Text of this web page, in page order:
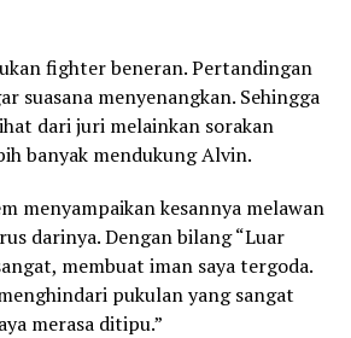
fighter beneran. Pertandingan
suasana menyenangkan. Sehingga
dari juri melainkan sorakan
banyak mendukung Alvin.
menyampaikan kesannya melawan
darinya. Dengan bilang “Luar
membuat iman saya tergoda.
pukulan yang sangat
merasa ditipu.”